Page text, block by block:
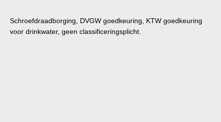
Schroefdraadborging, DVGW goedkeuring, KTW goedkeuring
voor drinkwater, geen classificeringsplicht.